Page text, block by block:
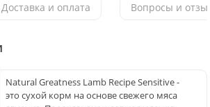
Доставка и оплата Вопросы и
Natural Greatness Lamb Recipe Sensitive -
это сухой корм на основе свежего мяса